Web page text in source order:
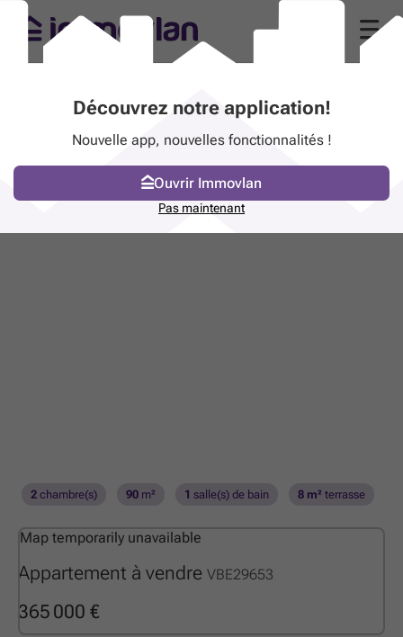
Appartement à vendre VBE29653
365 000 €
2 chambre(s) 90 m² 1 salle(s) de bain 8 m² terrasse
Map temporarily unavailable
Découvrez notre application!
Nouvelle app, nouvelles fonctionnalités !
Ouvrir Immovlan
Pas maintenant